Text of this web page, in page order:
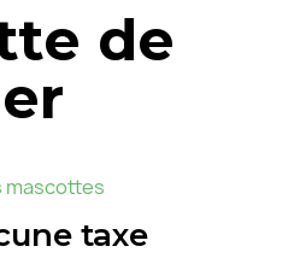
de
mascottes
taxe